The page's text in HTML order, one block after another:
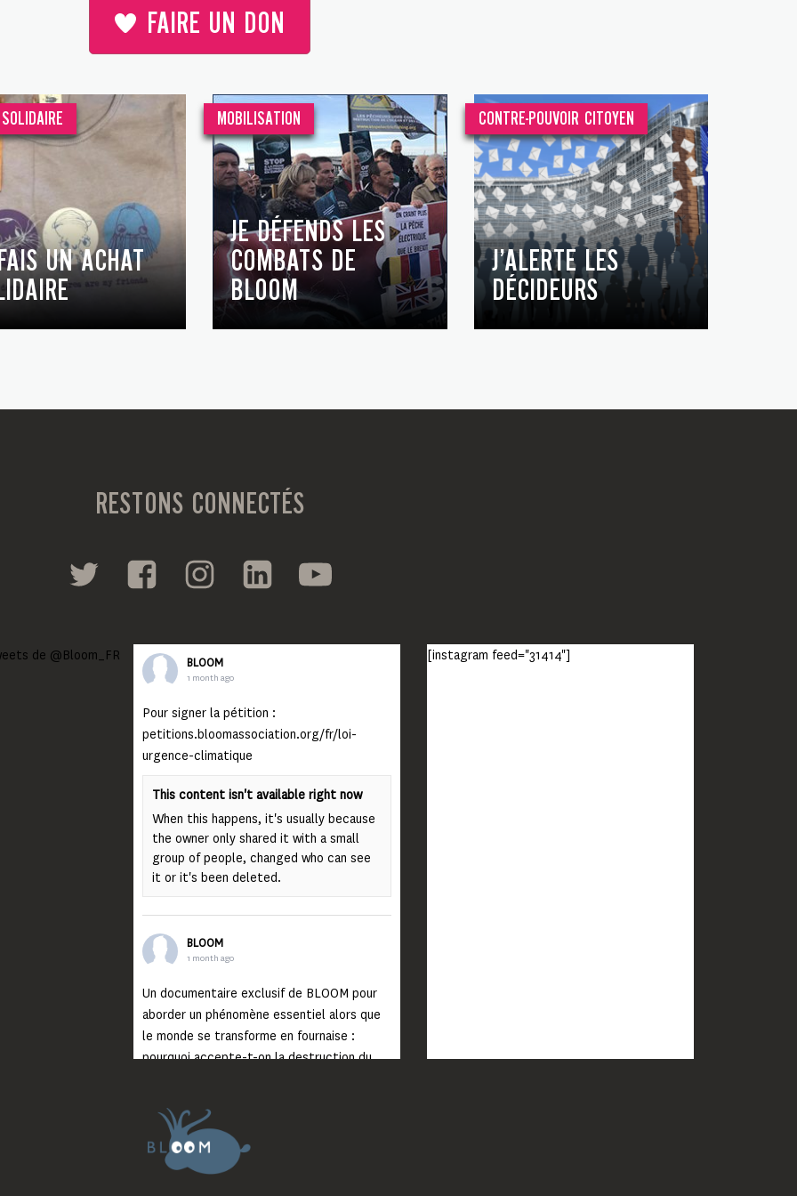
FAIRE UN DON
UN ACHAT
MOBILISATION
JE DÉFENDS LES
COMBATS DE
BLOOM
CONTRE-POUVOIR CITOYEN
J’ALERTE LES
DÉCIDEURS
RESTONS CONNECTÉS
de @Bloom_FR BLOOM
1 month ago
Pour signer la pétition :
petitions.bloomassociation.org/fr/loi-
urgence-climatique
This content isn't available right now
When this happens, it's usually because
the owner only shared it with a small
group of people, changed who can see
it or it's been deleted.
BLOOM
1 month ago
Un documentaire exclusif de BLOOM pour
aborder un phénomène essentiel alors que
le monde se transforme en fournaise :
pourquoi accepte-t-on la destruction du
Lisez jusqu’au bout et rendez-vous sur
notre chaîne Youtube (lien en bio) pour
découvrir un film qui génèrera deux choses
importantes : des conversations
[instagram feed="31414"]